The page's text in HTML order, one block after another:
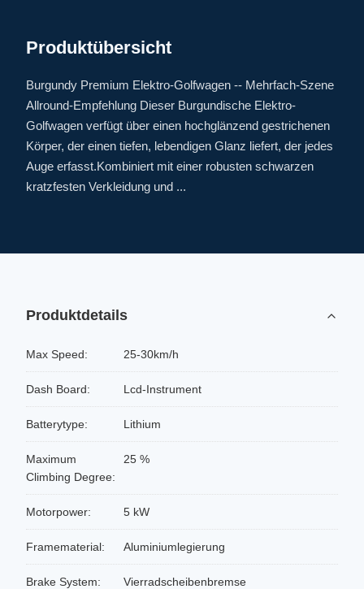
Produktübersicht
Burgundy Premium Elektro-Golfwagen -- Mehrfach-Szene
Allround-Empfehlung Dieser Burgundische Elektro-
Golfwagen verfügt über einen hochglänzend gestrichenen
Körper, der einen tiefen, lebendigen Glanz liefert, der jedes
Auge erfasst.Kombiniert mit einer robusten schwarzen
kratzfesten Verkleidung und ...
Produktdetails
Max Speed: 25-30km/h
Dash Board: Lcd-Instrument
Batterytype: Lithium
Maximum
Climbing Degree:
25 %
Motorpower: 5 kW
Framematerial: Aluminiumlegierung
Brake System: Vierradscheibenbremse